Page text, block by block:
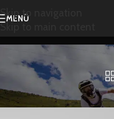
Skip to navigation
MENÜ
Start
Shop/Alle